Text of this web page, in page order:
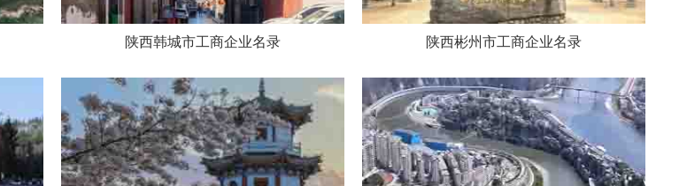
陕西韩城市工商企业名录 陕西彬州市工商企业名录